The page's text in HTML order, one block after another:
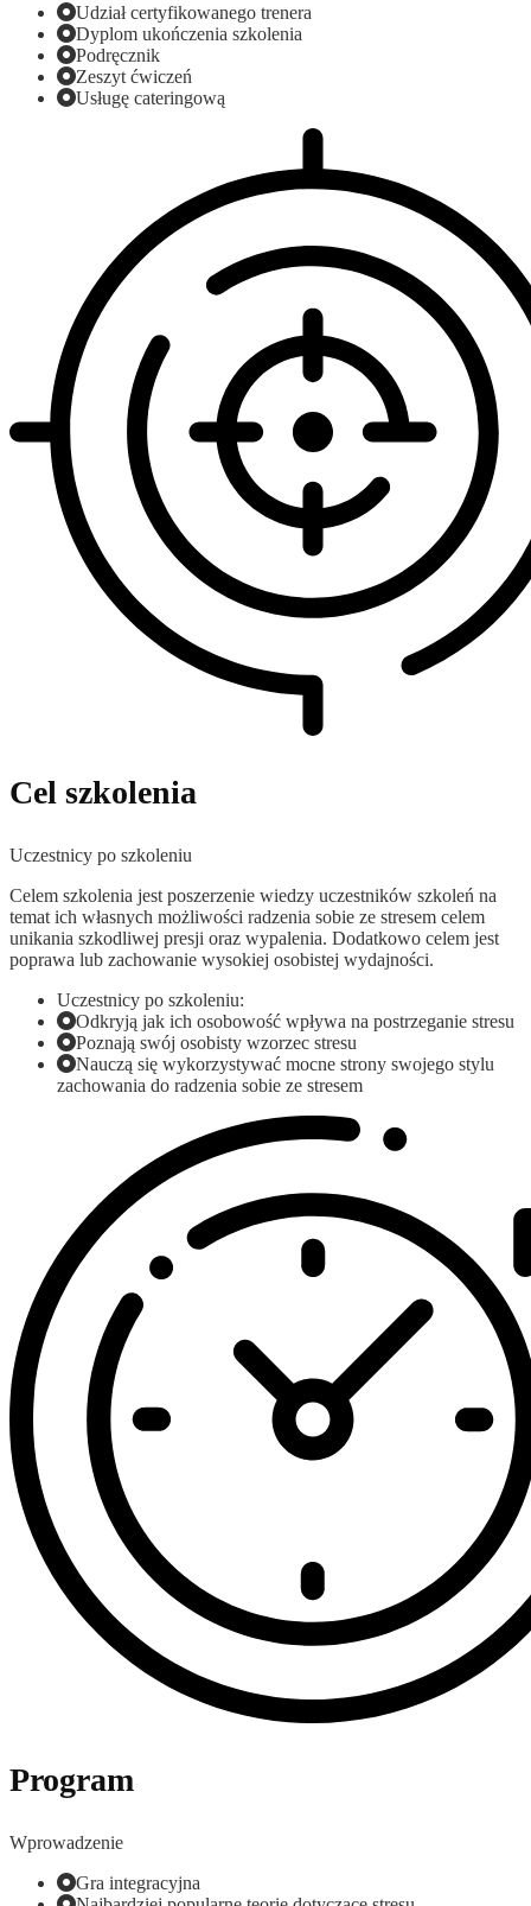
Udział certyfikowanego trenera
Dyplom ukończenia szkolenia
Podręcznik
Zeszyt ćwiczeń
Usługę cateringową
Cel szkolenia
Uczestnicy po szkoleniu
Celem szkolenia jest poszerzenie wiedzy uczestników szkoleń na
temat ich własnych możliwości radzenia sobie ze stresem celem
unikania szkodliwej presji oraz wypalenia. Dodatkowo celem jest
poprawa lub zachowanie wysokiej osobistej wydajności.
Uczestnicy po szkoleniu:
Odkryją jak ich osobowość wpływa na postrzeganie stresu
Poznają swój osobisty wzorzec stresu
Nauczą się wykorzystywać mocne strony swojego stylu
zachowania do radzenia sobie ze stresem
Program
Wprowadzenie
Gra integracyjna